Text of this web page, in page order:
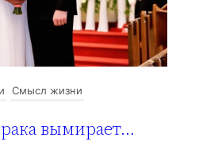
Смысл жизни
вымирает…